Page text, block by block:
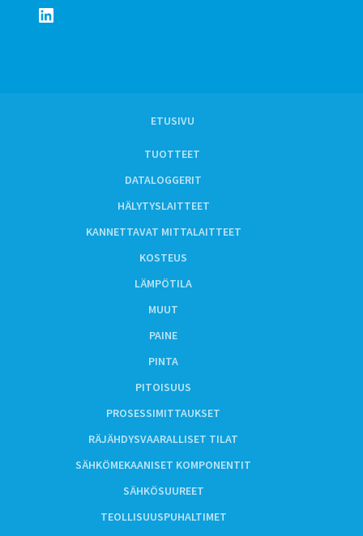
LinkedIn
ETUSIVU
TUOTTEET
DATALOGGERIT
HÄLYTYSLAITTEET
KANNETTAVAT MITTALAITTEET
KOSTEUS
LÄMPÖTILA
MUUT
PAINE
PINTA
PITOISUUS
PROSESSIMITTAUKSET
RÄJÄHDYSVAARALLISET TILAT
SÄHKÖMEKAANISET KOMPONENTIT
SÄHKÖSUUREET
TEOLLISUUSPUHALTIMET